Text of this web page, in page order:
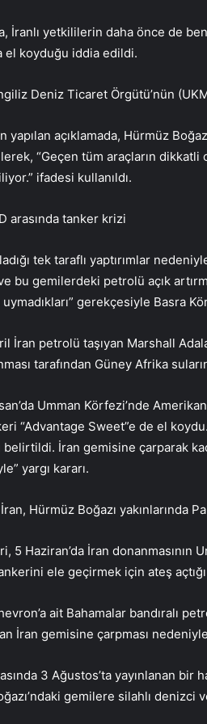
İranlı yetkililerin daha önce de
el koyduğu iddia edildi.
Deniz Ticaret Örgütü’nün
yapılan açıklamada, Hürmüz
“Geçen tüm araçların
ifadesi kullanıldı.
arasında tanker krizi
tek taraflı yaptırımlar
bu gemilerdeki petrolü açık
uymadıkları” gerekçesiyle Basra
İran petrolü taşıyan Marshall
tarafından Güney Afrika
Umman Körfezi’nde
“Advantage Sweet”e de el
İran gemisine çarparak
yargı kararı.
İran, Hürmüz Boğazı yakınlarında
5 Haziran’da İran donanmasının
ele geçirmek için ateş
ait Bahamalar bandıralı
İran gemisine çarpması
3 Ağustos’ta yayınlanan bir
gemilere silahlı denizci